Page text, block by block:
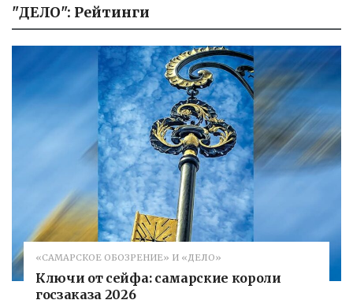
"ДЕЛО": Рейтинги
«САМАРСКОЕ ОБОЗРЕНИЕ» И «ДЕЛО»
Ключи от сейфа: самарские короли
госзаказа 2026